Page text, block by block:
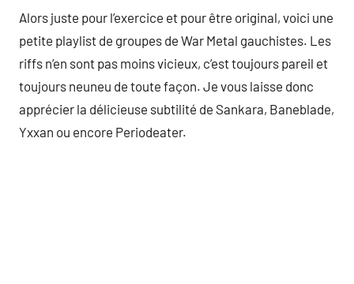
Alors juste pour l’exercice et pour être original, voici une
petite playlist de groupes de War Metal gauchistes. Les
riffs n’en sont pas moins vicieux, c’est toujours pareil et
toujours neuneu de toute façon. Je vous laisse donc
apprécier la délicieuse subtilité de Sankara, Baneblade,
Yxxan ou encore Periodeater.